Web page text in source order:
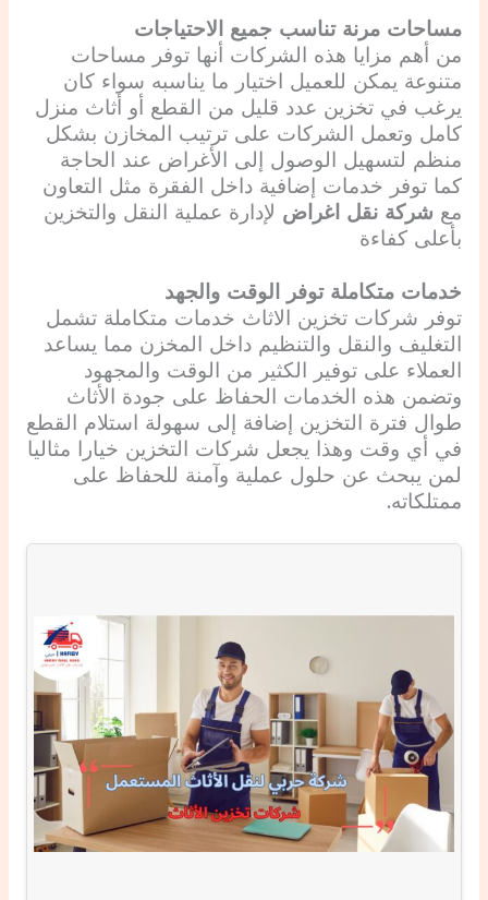
مساحات مرنة تناسب جميع الاحتياجات
من أهم مزايا هذه الشركات أنها توفر مساحات
متنوعة يمكن للعميل اختيار ما يناسبه سواء كان
يرغب في تخزين عدد قليل من القطع أو أثاث منزل
كامل وتعمل الشركات على ترتيب المخازن بشكل
منظم لتسهيل الوصول إلى الأغراض عند الحاجة
كما توفر خدمات إضافية داخل الفقرة مثل التعاون
مع شركة نقل اغراض لإدارة عملية النقل والتخزين
بأعلى كفاءة
خدمات متكاملة توفر الوقت والجهد
توفر شركات تخزين الاثاث خدمات متكاملة تشمل
التغليف والنقل والتنظيم داخل المخزن مما يساعد
العملاء على توفير الكثير من الوقت والمجهود
وتضمن هذه الخدمات الحفاظ على جودة الأثاث
طوال فترة التخزين إضافة إلى سهولة استلام القطع
في أي وقت وهذا يجعل شركات التخزين خيارا مثاليا
لمن يبحث عن حلول عملية وآمنة للحفاظ على
ممتلكاته.